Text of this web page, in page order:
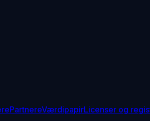
PartnereVærdipapirLicenser og